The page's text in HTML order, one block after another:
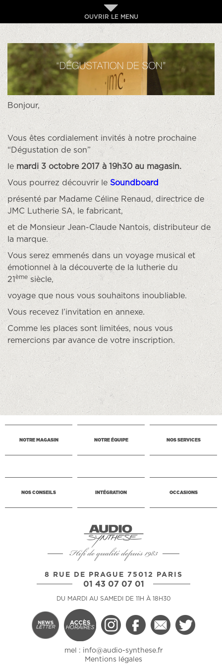
OUVRIR LE MENU
Bonjour,
Vous êtes cordialement invités à notre prochaine
“Dégustation de son”
le mardi 3 octobre 2017 à 19h30 au magasin.
Vous pourrez découvrir le Soundboard
présenté par Madame Céline Renaud, directrice de
JMC Lutherie SA, le fabricant,
et de Monsieur Jean-Claude Nantois, distributeur de
la marque.
Vous serez emmenés dans un voyage musical et
émotionnel à la découverte de la lutherie du
21 ème siècle,
voyage que nous vous souhaitons inoubliable.
Vous recevez l’invitation en annexe.
Comme les places sont limitées, nous vous
remercions par avance de votre inscription.
NOTRE MAGASIN NOTRE ÉQUIPE NOS SERVICES
NOS CONSEILS INTÉGRATION OCCASIONS
Hifi de qualité depuis 1983
8 RUE DE PRAGUE 75012 PARIS
01 43 07 07 01
DU MARDI AU SAMEDI DE 11H À 18H30
mel : info@audio-synthese.fr
Mentions légales